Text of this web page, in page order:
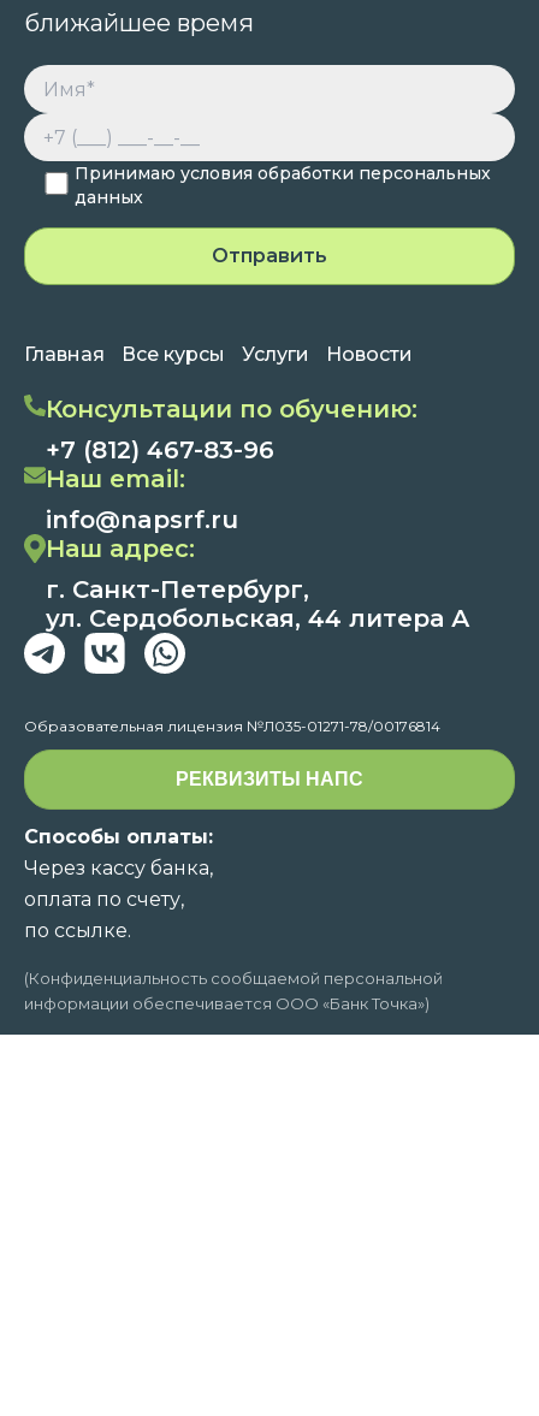
ближайшее время
Принимаю условия обработки персональных
данных
Главная Все курсы Услуги Новости
Консультации по обучению:
+7 (812) 467-83-96
Наш email:
info@napsrf.ru
Наш адрес:
г. Санкт-Петербург,
ул. Сердобольская, 44 литера А
Образовательная лицензия №Л035-01271-78/00176814
РЕКВИЗИТЫ НАПС
Способы оплаты:
Через кассу банка,
оплата по счету,
по ссылке.
(Конфиденциальность сообщаемой персональной
информации обеспечивается ООО «Банк Точка»)